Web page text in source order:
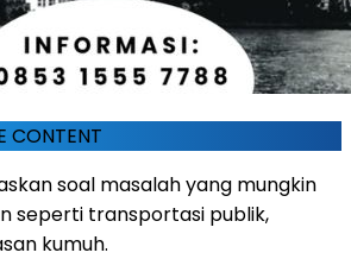
CONTENT
soal masalah yang mungkin
seperti transportasi publik,
kumuh.